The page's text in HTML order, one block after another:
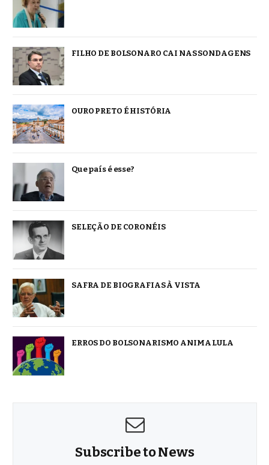
FILHO DE BOLSONARO CAI NAS SONDAGENS
OURO PRETO É HISTÓRIA
Que país é esse?
SELEÇÃO DE CORONÉIS
SAFRA DE BIOGRAFIAS À VISTA
ERROS DO BOLSONARISMO ANIMA LULA
Subscribe to News